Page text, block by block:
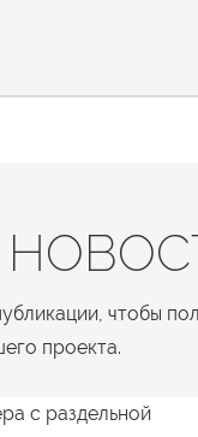
чтобы
проекта.